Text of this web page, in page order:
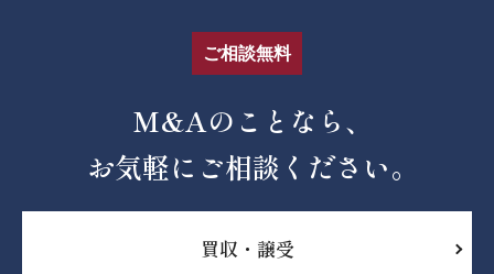
ご相談無料
M&Aのことなら、
お気軽にご相談ください。
買収・譲受